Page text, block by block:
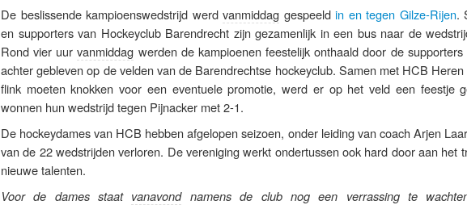
De beslissende kampioenswedstrijd werd vanmiddag gespeeld in en tegen Gilze-Rijen.
en supporters van Hockeyclub Barendrecht zijn gezamenlijk in een bus naar de
Rond vier uurvanmiddag werden de kampioenen feestelijk onthaald door de
achter gebleven op de velden van de Barendrechtse hockeyclub. Samen met HCB
flink moeten knokken voor een eventuele promotie, werd er op het veld een feestje
wonnen hun wedstrijd tegen Pijnacker met 2-1.
De hockeydames van HCB hebben afgelopen seizoen, onder leiding van coach Arjen
van de 22 wedstrijden verloren. De vereniging werkt ondertussen ook hard door aan het
nieuwe talenten.
Voor de dames staat vanavondnamens de club nog een verrassing te